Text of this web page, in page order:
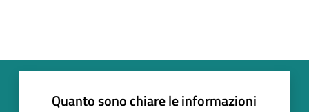
Quanto sono chiare le informazioni